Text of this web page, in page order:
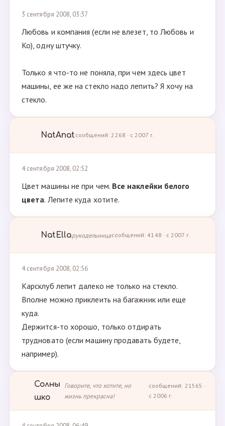
3 сентября 2008, 03:37
Любовь и компания (если не влезет, то Любовь и
Ко), одну штучку.
Только я что-то не поняла, при чем здесь цвет
машины, ее же на стекло надо лепить? Я хочу на
стекло.
NatAnat сообщений: 2268 · с 2007 г.
4 сентября 2008, 02:52
Цвет машины не при чем. Все наклейки белого
цвета. Лепите куда хотите.
NatEllaрукодельницасообщений: 4148 · с 2007 г.
4 сентября 2008, 02:56
Карсклуб лепит далеко не только на стекло.
Вполне можно приклеить на багажник или еще
куда.
Держится-то хорошо, только отдирать
трудновато (если машину продавать будете,
например).
Солны
шко
Говорите, что хотите, но
жизнь прекрасна!
сообщений: 21565 ·
с 2006 г.